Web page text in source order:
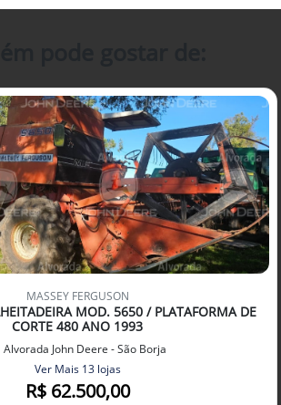
MASSEY FERGUSON
MOD. 5650 / PLATAFORMA DE
CORTE 480 ANO 1993
Alvorada John Deere - São Borja
Ver Mais 13 lojas
R$ 62.500,00